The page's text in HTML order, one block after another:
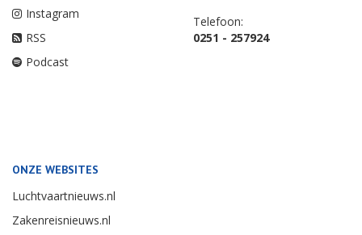
Instagram
RSS
Podcast
Telefoon:
0251 - 257924
ONZE WEBSITES
Luchtvaartnieuws.nl
Zakenreisnieuws.nl